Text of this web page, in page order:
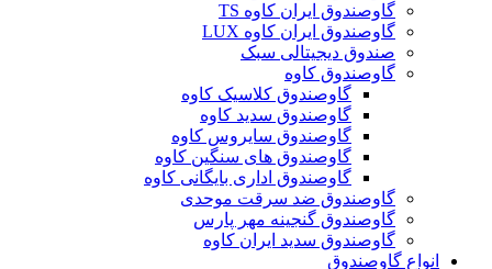
گاوصندوق ایران کاوه TS
گاوصندوق ایران کاوه LUX
صندوق دیجیتالی سبک
گاوصندوق کاوه
گاوصندوق کلاسیک کاوه
گاوصندوق سدید کاوه
گاوصندوق سایروس کاوه
گاوصندوق های سنگین کاوه
گاوصندوق اداری بایگانی کاوه
گاوصندوق ضد سرقت موحدی
گاوصندوق گنجینه مهر پارس
گاوصندوق سدید ایران کاوه
انواع گاوصندوق